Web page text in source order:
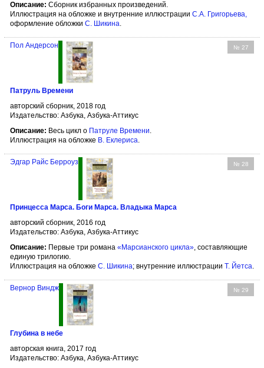
Описание: Сборник избранных произведений.
Иллюстрация на обложке и внутренние иллюстрации С.А. Григорьева,
оформление обложки С. Шикина.
№ 27
Пол Андерсон
Патруль Времени
авторский сборник, 2018 год
Издательство: Азбука, Азбука-Аттикус
Описание: Весь цикл о Патруле Времени.
Иллюстрация на обложке В. Еклериса.
№ 28
Эдгар Райс Берроуз
Принцесса Марса. Боги Марса. Владыка Марса
авторский сборник, 2016 год
Издательство: Азбука, Азбука-Аттикус
Описание: Первые три романа «Марсианского цикла», составляющие
единую трилогию.
Иллюстрация на обложке С. Шикина; внутренние иллюстрации Т. Йетса.
№ 29
Вернор Виндж
Глубина в небе
авторская книга, 2017 год
Издательство: Азбука, Азбука-Аттикус